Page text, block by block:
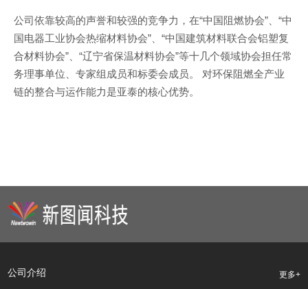
公司依靠较高的声誉和较强的竞争力，在“中国阻燃协会”、“中
国电器工业协会热缩材料协会”、“中国建筑材料联合会铝塑复
合材料协会”、“辽宁省保温材料协会”等十几个领域协会担任常
务理事单位、专家组成员和标委会成员。 对环保阻燃全产业
链的整合与运作能力是亚泰的核心优势。
公司介绍 更多+